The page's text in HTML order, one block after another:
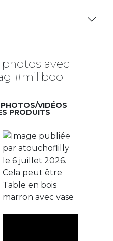
avec
#miliboo
VIDÉOS
PRODUITS